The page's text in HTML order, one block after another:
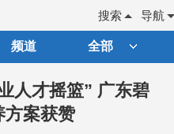
导航
搜索
频道 全部
人才摇篮” 广东碧
方案获赞